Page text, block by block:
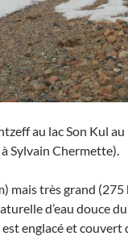
au lac Son Kul au
Sylvain Chermette).
mais très grand (275
d’eau douce du
englacé et couvert